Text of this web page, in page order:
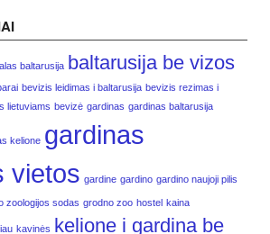
baltarusija baltarusija be vizos
bevizis leidimas i baltarusija bevizis rezimas i
lietuviams bevizė gardinas gardinas baltarusija
kelione gardinas
vietos gardine gardino gardino naujoji pilis
zoologijos sodas grodno zoo hostel kaina
kavinės kelione i gardina be